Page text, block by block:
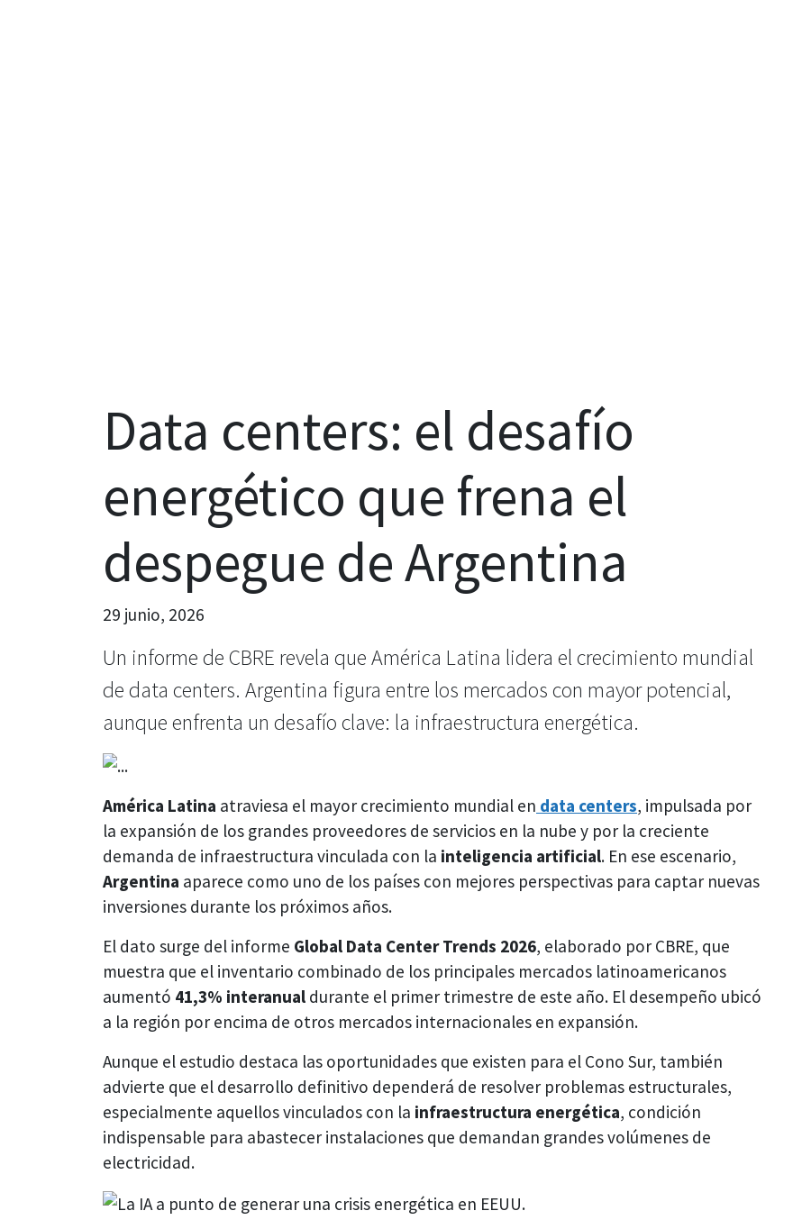
Data centers: el desafío
energético que frena el
despegue de Argentina
29 junio, 2026
Un informe de CBRE revela que América Latina lidera el crecimiento mundial
de data centers. Argentina figura entre los mercados con mayor potencial,
aunque enfrenta un desafío clave: la infraestructura energética.
América Latina atraviesa el mayor crecimiento mundial en data centers, impulsada por
la expansión de los grandes proveedores de servicios en la nube y por la creciente
demanda de infraestructura vinculada con la inteligencia artificial. En ese escenario,
Argentina aparece como uno de los países con mejores perspectivas para captar nuevas
inversiones durante los próximos años.
El dato surge del informe Global Data Center Trends 2026, elaborado por CBRE, que
muestra que el inventario combinado de los principales mercados latinoamericanos
aumentó 41,3% interanual durante el primer trimestre de este año. El desempeño ubicó
a la región por encima de otros mercados internacionales en expansión.
Aunque el estudio destaca las oportunidades que existen para el Cono Sur, también
advierte que el desarrollo definitivo dependerá de resolver problemas estructurales,
especialmente aquellos vinculados con la infraestructura energética, condición
indispensable para abastecer instalaciones que demandan grandes volúmenes de
electricidad.